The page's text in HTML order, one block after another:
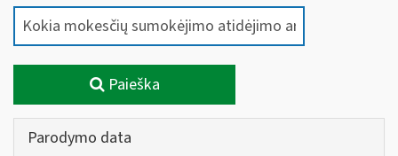
Paieška
Parodymo data